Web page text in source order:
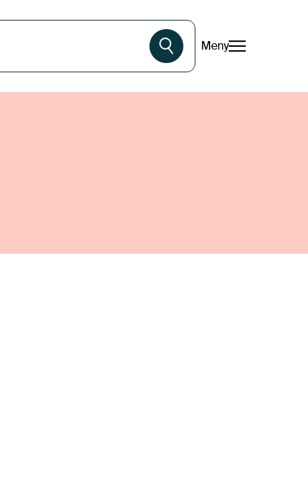
Meny